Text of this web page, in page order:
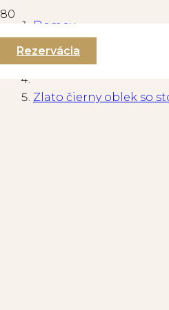
Rezervácia
Domov
Pánske obleky
Zlato čierny oblek so